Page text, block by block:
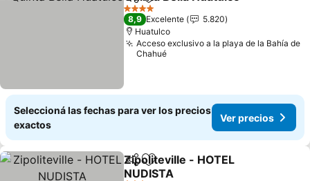
CompartirAñadir a favoritos
4 Estrellas
8,9 Excelente
5.820
Huatulco
Acceso exclusivo a la playa de la Bahía de
Chahué
Seleccioná las fechas para ver los precios
exactos
Ver precios
CompartirAñadir a favoritos
Zipoliteville - HOTEL
NUDISTA